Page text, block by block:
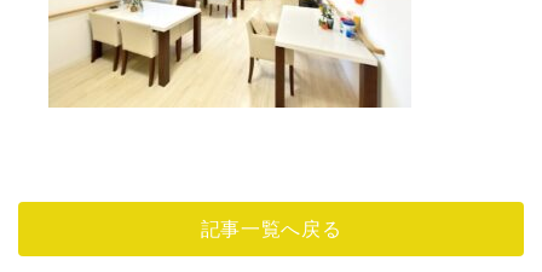
記事一覧へ戻る